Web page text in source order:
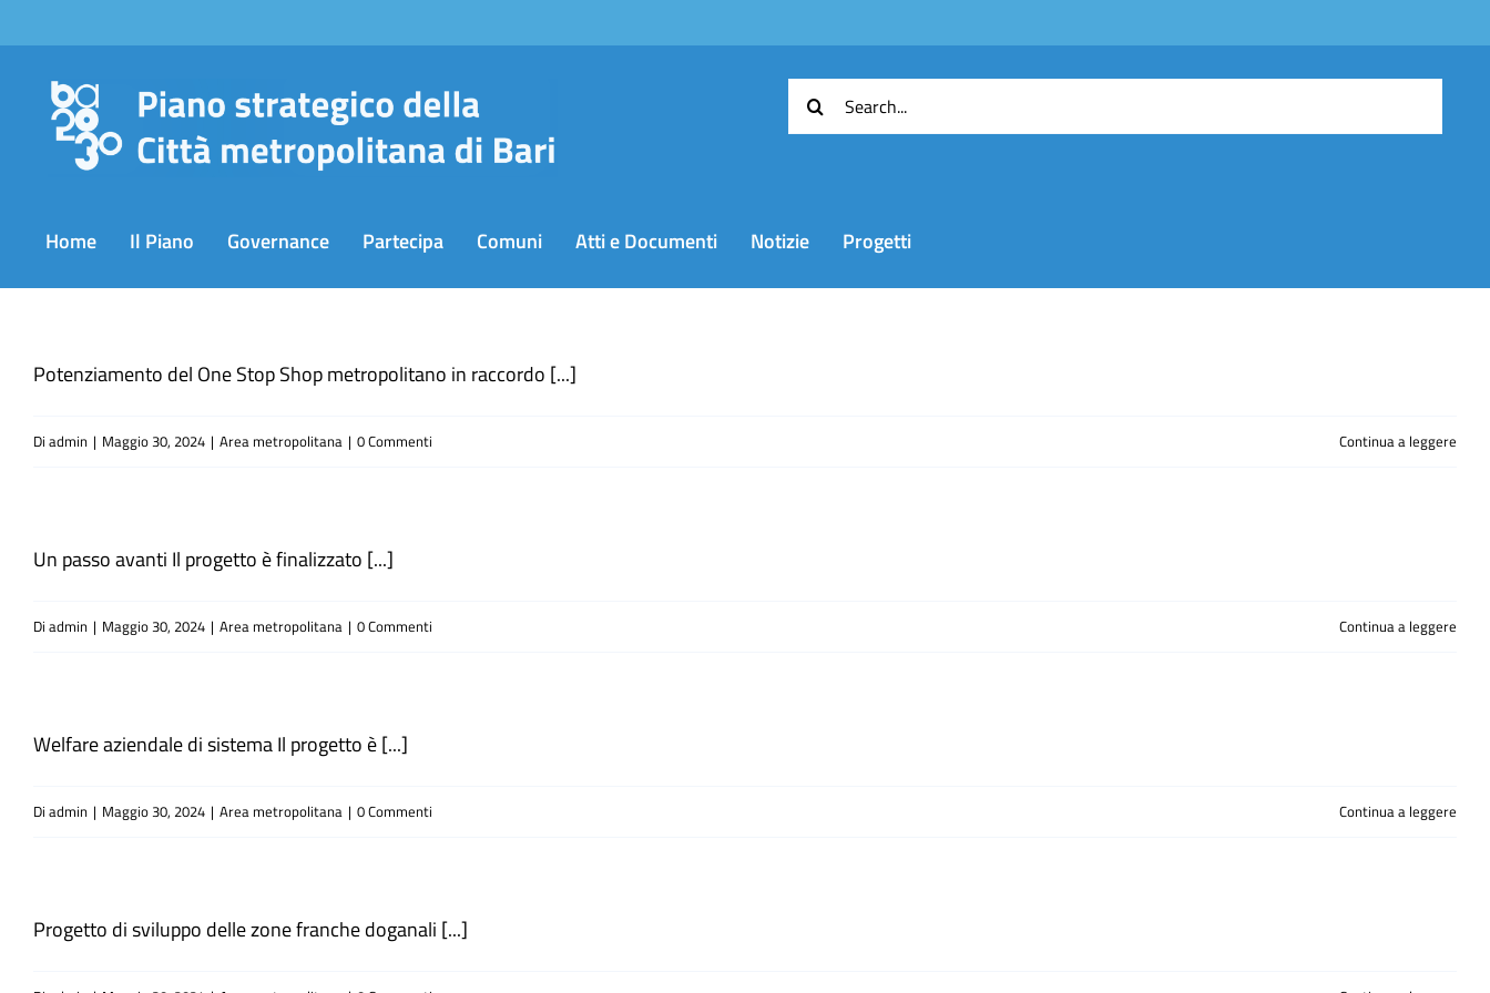
al
contenuto
Cerca
per:
Home Il Piano Governance Partecipa Comuni Atti e Documenti Notizie Progetti
Potenziamento del One Stop Shop metropolitano in raccordo [...]
Di admin | Maggio 30, 2024 | Area metropolitana | 0 Commenti Continua a leggere
Un passo avanti Il progetto è finalizzato [...]
Di admin | Maggio 30, 2024 | Area metropolitana | 0 Commenti Continua a leggere
Welfare aziendale di sistema Il progetto è [...]
Di admin | Maggio 30, 2024 | Area metropolitana | 0 Commenti Continua a leggere
Progetto di sviluppo delle zone franche doganali [...]